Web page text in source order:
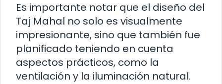
Es importante notar que el diseño del
Taj Mahal no solo es visualmente
impresionante, sino que también fue
planificado teniendo en cuenta
aspectos prácticos, como la
ventilación y la iluminación natural.